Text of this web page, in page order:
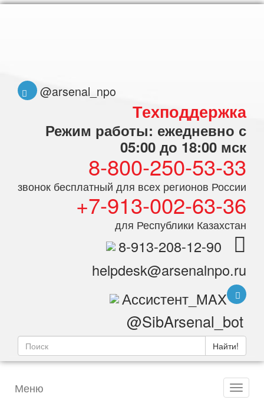
@arsenal_npo
Техподдержка
Режим работы: ежедневно с
05:00 до 18:00 мск
8-800-250-53-33
звонок бесплатный для всех регионов России
+7-913-002-63-36
для Республики Казахстан
8-913-208-12-90
helpdesk@arsenalnpo.ru
Ассистент_MAX
@SibArsenal_bot
Найти!
Меню